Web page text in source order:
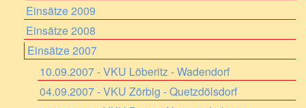
Einsätze 2009
Einsätze 2008
Einsätze 2007
10.09.2007 - VKU Löberitz - Wadendorf
04.09.2007 - VKU Zörbig - Quetzdölsdorf